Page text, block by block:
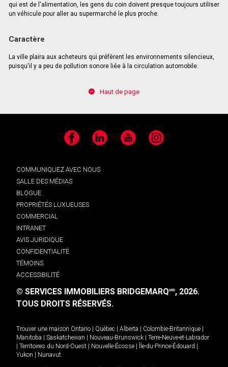
qui est de l'alimentation, les gens du coin doivent presque toujours utiliser
un véhicule pour aller au supermarché le plus proche.
Caractère
La ville plaira aux acheteurs qui préfèrent les environnements silencieux,
puisqu'il y a peu de pollution sonore liée à la circulation automobile.
Haut de page
Facebook LinkedIn YouTube Instagram
COMMUNIQUEZ AVEC NOUS
SALLE DES MÉDIAS
BLOGUE
PROPRIÉTÉS LUXUEUSES
COMMERCIAL
INTRANET
AVIS JURIDIQUE
CONFIDENTIALITÉ
TÉMOINS
ACCESSIBILITÉ
© SERVICES IMMOBILIERS BRIDGEMARQMD, 2026.
TOUS DROITS RÉSERVÉS.
Trouver une maison Ontario | Québec | Alberta | Colombie-Britannique |
Manitoba | Saskatchewan | Nouveau-Brunswick | Terre-Neuve-et-Labrador
| Territoires du Nord-Ouest | Nouvelle-Écosse | Île-du-Prince-Édouard |
Yukon | Nunavut